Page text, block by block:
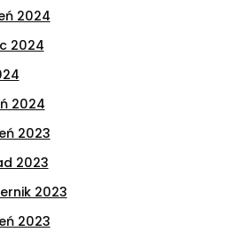
2024
2024
2024
2023
2023
2023
2023